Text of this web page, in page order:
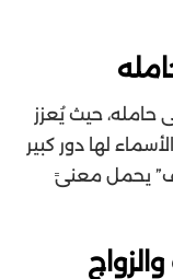
حامله، حيث يُعزز
لها دور كبير
يحمل معنىً